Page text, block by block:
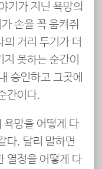
기가 지닌 욕망의
손을 꼭 움켜쥐
거리 두기가 더
못하는 순간이
승인하고 그곳에
간이다.
욕망을 어떻게 다
다. 달리 말하면
열정을 어떻게 다